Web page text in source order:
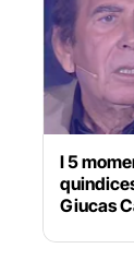
I 5
Giucas